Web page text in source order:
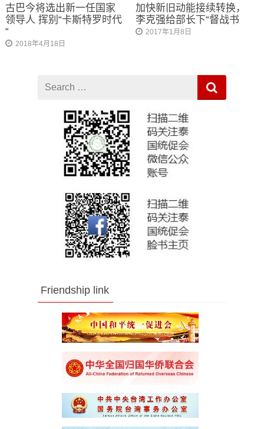
古巴今将选出新一任国家
领导人 挥别“卡斯特罗时代
“
2018年4月18日
加快新旧动能接续转换，
李克强给部长下“督战书
2017年1月8日
for
Friendship link